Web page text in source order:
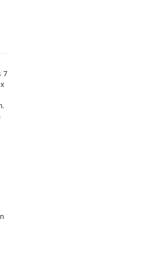
7